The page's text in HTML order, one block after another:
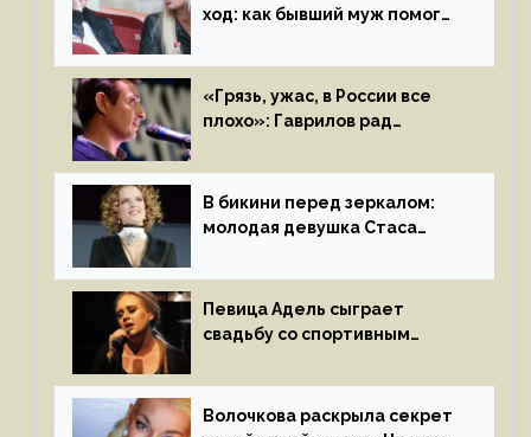
ход: как бывший муж помог
«Грязь, ужас, в России все
плохо»: Гаврилов рад
иноагентов
В бикини перед зеркалом:
молодая девушка Стаса
на камеру
Певица Адель сыграет
свадьбу со спортивным
летом
Волочкова раскрыла секрет